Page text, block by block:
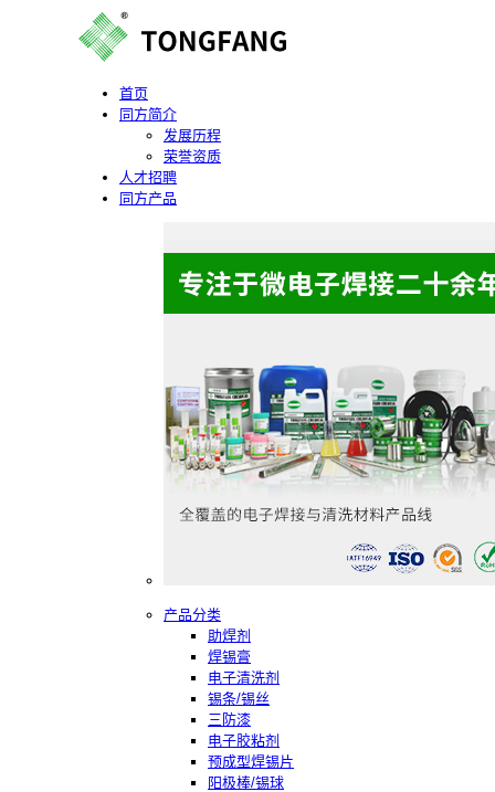
首页
同方简介
发展历程
荣誉资质
人才招聘
同方产品
产品分类
助焊剂
焊锡膏
电子清洗剂
锡条/锡丝
三防漆
电子胶粘剂
预成型焊锡片
阳极棒/锡球